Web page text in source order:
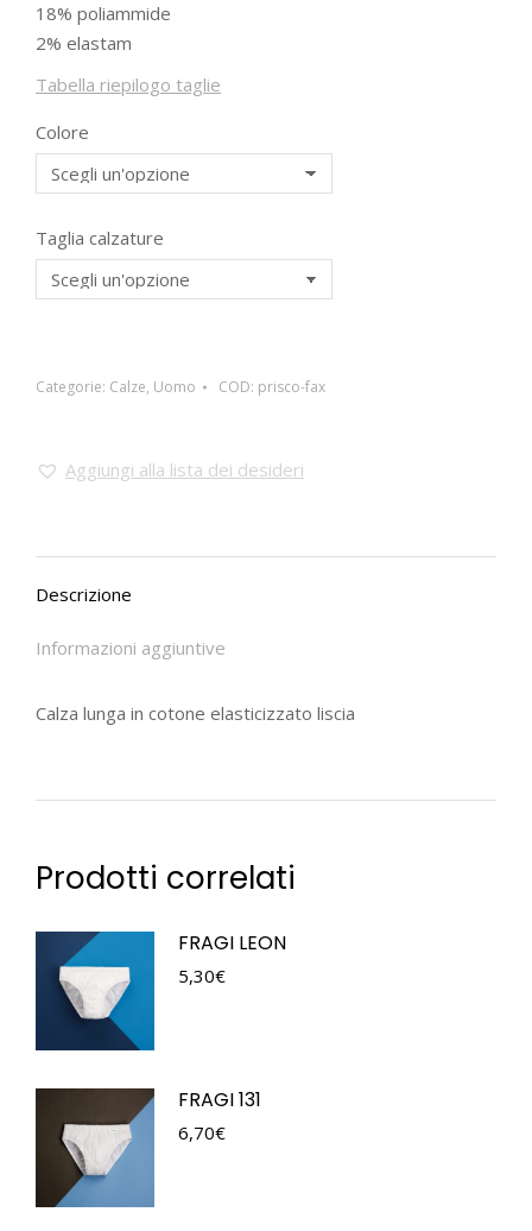
18% poliammide
2% elastam
Tabella riepilogo taglie
Colore
Taglia calzature
Categorie: Calze, Uomo COD: prisco-fax
Aggiungi alla lista dei desideri
Descrizione
Informazioni aggiuntive
Calza lunga in cotone elasticizzato liscia
Prodotti correlati
FRAGI LEON
5,30€
FRAGI 131
6,70€